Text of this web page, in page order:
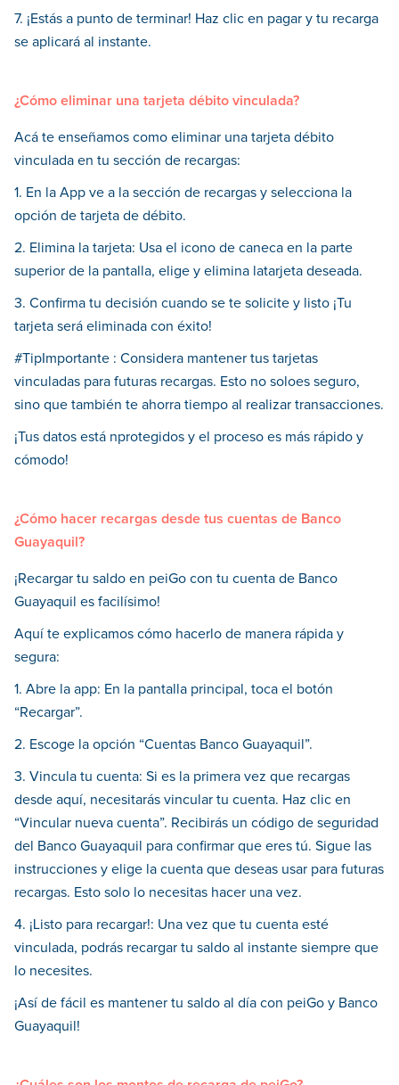
7. ¡Estás a punto de terminar! Haz clic en pagar y tu recarga
se aplicará al instante.
¿Cómo eliminar una tarjeta débito vinculada?
Acá te enseñamos como eliminar una tarjeta débito
vinculada en tu sección de recargas:
1. En la App ve a la sección de recargas y selecciona la
opción de tarjeta de débito.
2. Elimina la tarjeta: Usa el icono de caneca en la parte
superior de la pantalla, elige y elimina latarjeta deseada.
3. Confirma tu decisión cuando se te solicite y listo ¡Tu
tarjeta será eliminada con éxito!
#TipImportante : Considera mantener tus tarjetas
vinculadas para futuras recargas. Esto no soloes seguro,
sino que también te ahorra tiempo al realizar transacciones.
¡Tus datos está nprotegidos y el proceso es más rápido y
cómodo!
¿Cómo hacer recargas desde tus cuentas de Banco
Guayaquil?
¡Recargar tu saldo en peiGo con tu cuenta de Banco
Guayaquil es facilísimo!
Aquí te explicamos cómo hacerlo de manera rápida y
segura:
1. Abre la app: En la pantalla principal, toca el botón
“Recargar”.
2. Escoge la opción “Cuentas Banco Guayaquil”.
3. Vincula tu cuenta: Si es la primera vez que recargas
desde aquí, necesitarás vincular tu cuenta. Haz clic en
“Vincular nueva cuenta”. Recibirás un código de seguridad
del Banco Guayaquil para confirmar que eres tú. Sigue las
instrucciones y elige la cuenta que deseas usar para futuras
recargas. Esto solo lo necesitas hacer una vez.
4. ¡Listo para recargar!: Una vez que tu cuenta esté
vinculada, podrás recargar tu saldo al instante siempre que
lo necesites.
¡Así de fácil es mantener tu saldo al día con peiGo y Banco
Guayaquil!